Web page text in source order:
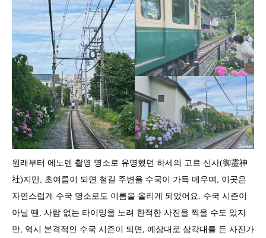
원래부터 에노덴 촬영 명소로 유명했던 하세의 고료 신사(御霊神
社)지만, 초여름이 되면 철길 주변을 수국이 가득 메우며, 이곳은
자연스럽게 수국 명소로도 이름을 올리게 되었어요. 수국 시즌이
아닐 땐, 사람 없는 타이밍을 노려 한적한 사진을 찍을 수도 있지
만, 역시 본격적인 수국 시즌이 되면, 예상대로 삼각대를 든 사진가